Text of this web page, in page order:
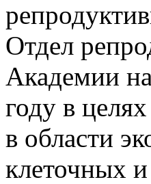
Отдел
Академии
году в
в области
клеточных